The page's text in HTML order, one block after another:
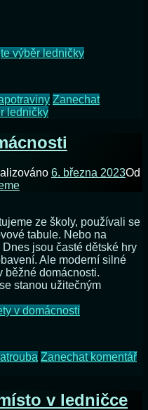
výběr ledničky
potraviny Zanechat
ledničky
6. března 2023Od
ze školy, používali se
tabule. Nebo na
jsou časté dětské hry
Ale moderní silné
běžné domácnosti.
stanou užitečným
v domácnosti
trouba Zanechat komentář
v ledničce